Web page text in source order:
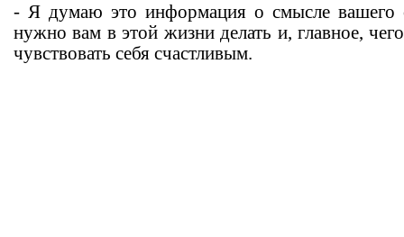
- Я думаю это информация о смысле вашего
нужно вам в этой жизни делать и, главное,
чувствовать себя счастливым.